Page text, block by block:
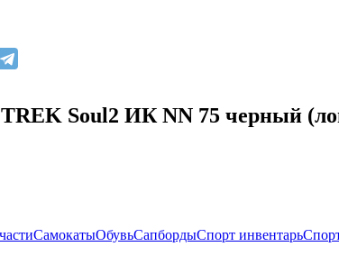
Soul2 ИК NN 75 черный
СамокатыОбувьСапбордыСпорт инвентарь